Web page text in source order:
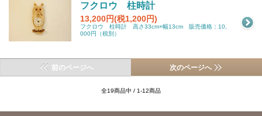
フクロウ 柱時計
13,200円(税1,200円)
フクロウ 柱時計 高さ33cm×幅13cm 販売価格：10,
000円（税別）
前のページへ 次のページへ
全19商品中 / 1-12商品